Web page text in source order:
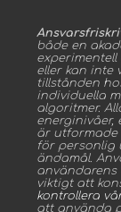
både en
eller kan inte
tillstånden
individuella
algoritmer.
energinivåer,
är
för personlig
ändamål.
användarens
viktigt att
kontrollera
att använda